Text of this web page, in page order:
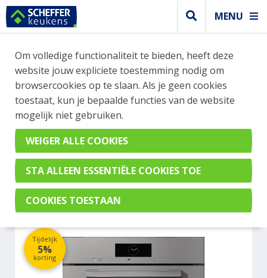
MENU
WEBSHOP BESTELLINGEN
Je kan tijdelijk geen bestelling plaatsen. Wil je je
vast oriënteren? Vergelijk eenvoudig apparaten
en merken met elkaar. Klik hier voor meer
informatie.
Steamer
MIELE DGC7860HCPROGRGR
Tijdelijk
5%
korting
Om volledige functionaliteit te bieden, heeft deze
website jouw expliciete toestemming nodig om
browsercookies op te slaan. Als je geen cookies
toestaat, kun je bepaalde functies van de website
mogelijk niet gebruiken.